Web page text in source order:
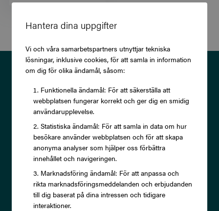
Hantera dina uppgifter
Vi och våra samarbetspartners utnyttjar tekniska
lösningar, inklusive cookies, för att samla in information
om dig för olika ändamål, såsom:
Funktionella ändamål: För att säkerställa att
webbplatsen fungerar korrekt och ger dig en smidig
användarupplevelse.
Statistiska ändamål: För att samla in data om hur
besökare använder webbplatsen och för att skapa
anonyma analyser som hjälper oss förbättra
innehållet och navigeringen.
Marknadsföring ändamål: För att anpassa och
rikta marknadsföringsmeddelanden och erbjudanden
till dig baserat på dina intressen och tidigare
interaktioner.
Prenumerera på vårt nyhetsbrev
och ta del av exklusiva
erbjudanden och rabatter!
Prenumerera
Läs om vårIntegritetspolicy